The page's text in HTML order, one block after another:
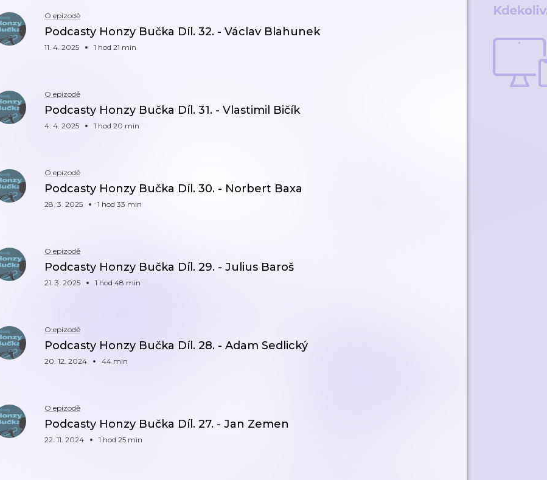
O epizodě
Podcasty Honzy Bučka Díl. 32. - Václav Blahunek
11. 4. 2025 1 hod 21 min
O epizodě
Podcasty Honzy Bučka Díl. 31. - Vlastimil Bičík
4. 4. 2025 1 hod 20 min
O epizodě
Podcasty Honzy Bučka Díl. 30. - Norbert Baxa
28. 3. 2025 1 hod 33 min
O epizodě
Podcasty Honzy Bučka Díl. 29. - Julius Baroš
21. 3. 2025 1 hod 48 min
O epizodě
Podcasty Honzy Bučka Díl. 28. - Adam Sedlický
20. 12. 2024 44 min
O epizodě
Podcasty Honzy Bučka Díl. 27. - Jan Zemen
22. 11. 2024 1 hod 25 min